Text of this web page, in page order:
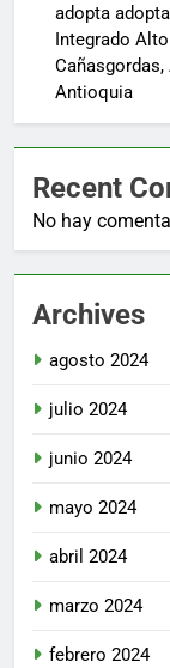
adopta
Integrado
Antioquia
Recent
No hay
Archives
agosto 2024
julio 2024
junio 2024
mayo 2024
abril 2024
marzo 2024
febrero 2024